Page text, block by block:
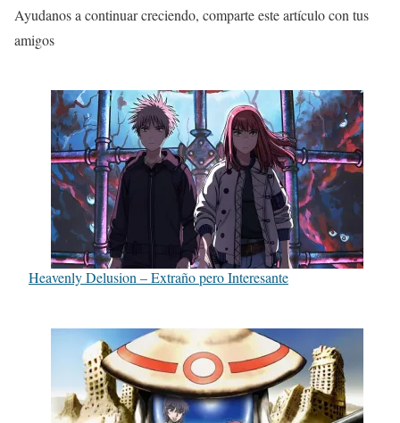
Ayudanos a continuar creciendo, comparte este artículo con tus
amigos
Heavenly Delusion – Extraño pero Interesante